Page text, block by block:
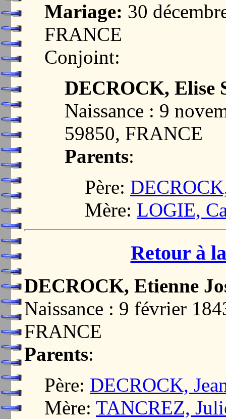
Mariage: 30
FRANCE
Conjoint:
DECROCK, Elise
Naissance : 9
59850, FRANCE
Parents:
Père:
Mère: LOGIE,
Retour à
DECROCK, Etienne
Naissance : 9 février
FRANCE
Parents:
Père: DECROCK,
Mère: TANCREZ,